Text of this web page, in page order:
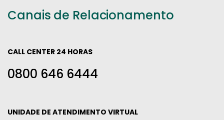
Canais de Relacionamento
CALL CENTER 24 HORAS
0800 646 6444
UNIDADE DE ATENDIMENTO VIRTUAL